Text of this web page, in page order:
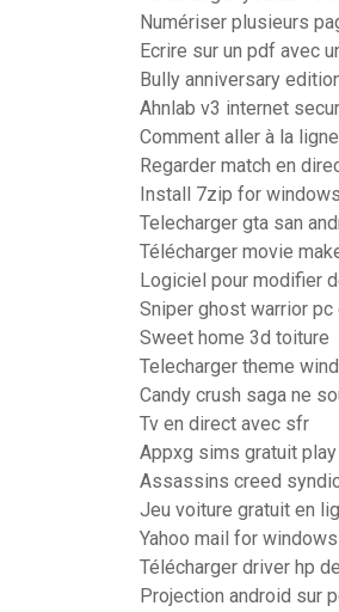
Numériser plusieurs
Ecrire sur un pdf avec
Bully anniversary
Ahnlab v3 internet
Comment aller à la
Regarder match en
Install 7zip for
Telecharger gta san
Télécharger movie
Logiciel pour modifier
Sniper ghost warrior
Sweet home 3d toiture
Telecharger theme
Candy crush saga ne
Tv en direct avec sfr
Appxg sims gratuit
Assassins creed
Jeu voiture gratuit en
Yahoo mail for
Télécharger driver hp
Projection android sur